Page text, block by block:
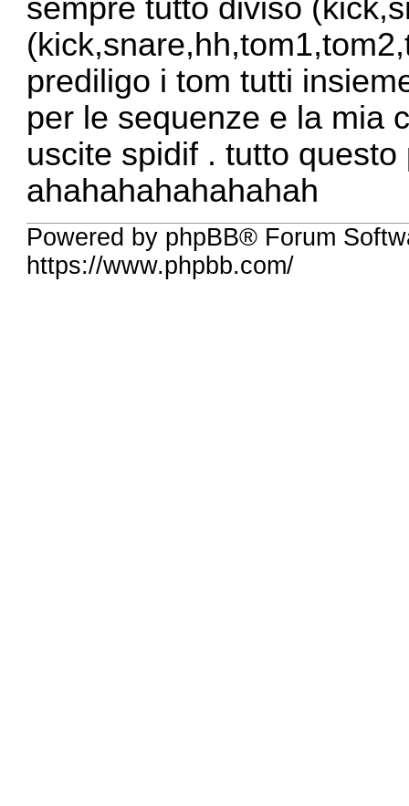
sempre tutto diviso
prediligo i tom tutti
per le sequenze e la mia
uscite spidif . tutto
ahahahahahahahah
Powered by phpBB® Forum
https://www.phpbb.com/